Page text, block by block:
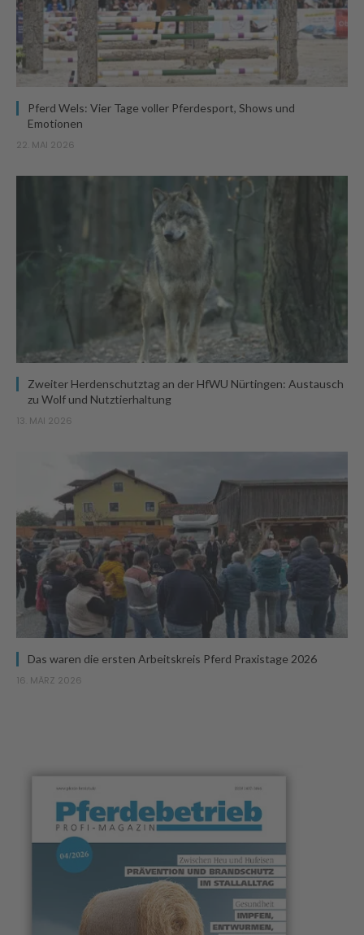
Pferd Wels: Vier Tage voller Pferdesport, Shows und
Emotionen
22. MAI 2026
Zweiter Herdenschutztag an der HfWU Nürtingen: Austausch
zu Wolf und Nutztierhaltung
13. MAI 2026
Das waren die ersten Arbeitskreis Pferd Praxistage 2026
16. MÄRZ 2026